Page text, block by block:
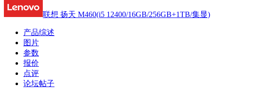
联想 扬天 M460(i5 12400/16GB/256GB+1TB/集显)
产品综述
图片
参数
报价
点评
论坛帖子